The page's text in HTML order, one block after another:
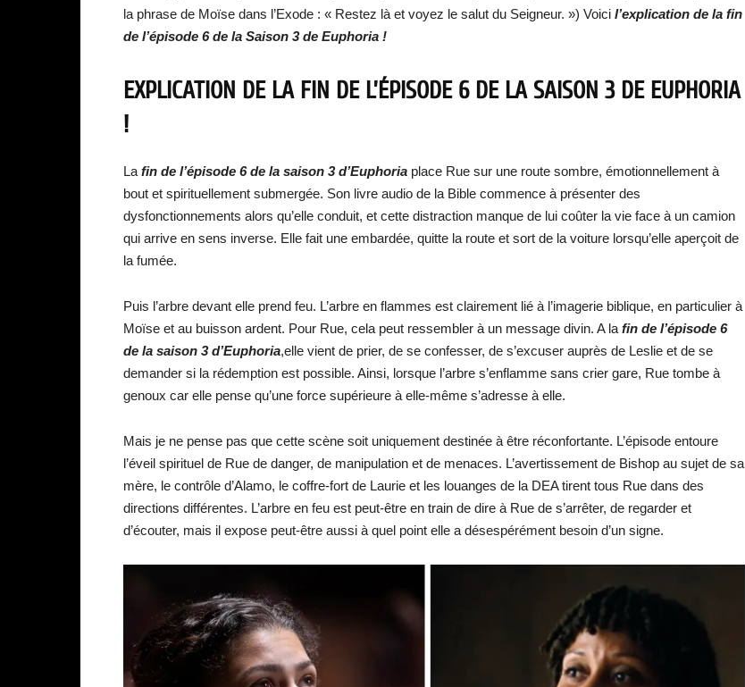
la phrase de Moïse dans l’Exode : « Restez là et voyez le salut du Seigneur. ») Voici l’explication de la fin
de l’épisode 6 de la Saison 3 de Euphoria !
EXPLICATION DE LA FIN DE L’ÉPISODE 6 DE LA SAISON 3 DE EUPHORIA
!
La fin de l’épisode 6 de la saison 3 d’Euphoria place Rue sur une route sombre, émotionnellement à
bout et spirituellement submergée. Son livre audio de la Bible commence à présenter des
dysfonctionnements alors qu’elle conduit, et cette distraction manque de lui coûter la vie face à un camion
qui arrive en sens inverse. Elle fait une embardée, quitte la route et sort de la voiture lorsqu’elle aperçoit de
la fumée.
Puis l’arbre devant elle prend feu. L’arbre en flammes est clairement lié à l’imagerie biblique, en particulier à
Moïse et au buisson ardent. Pour Rue, cela peut ressembler à un message divin. A la fin de l’épisode 6
de la saison 3 d’Euphoria,elle vient de prier, de se confesser, de s’excuser auprès de Leslie et de se
demander si la rédemption est possible. Ainsi, lorsque l’arbre s’enflamme sans crier gare, Rue tombe à
genoux car elle pense qu’une force supérieure à elle-même s’adresse à elle.
Mais je ne pense pas que cette scène soit uniquement destinée à être réconfortante. L’épisode entoure
l’éveil spirituel de Rue de danger, de manipulation et de menaces. L’avertissement de Bishop au sujet de sa
mère, le contrôle d’Alamo, le coffre-fort de Laurie et les louanges de la DEA tirent tous Rue dans des
directions différentes. L’arbre en feu est peut-être en train de dire à Rue de s’arrêter, de regarder et
d’écouter, mais il expose peut-être aussi à quel point elle a désespérément besoin d’un signe.